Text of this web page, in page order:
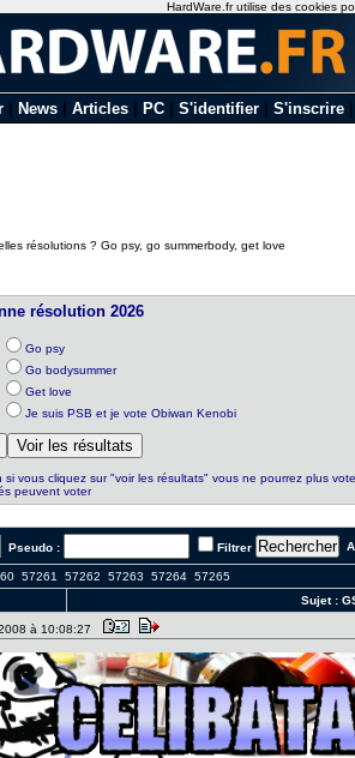
News Articles PC S'identifier S'inscrire
résolutions ? Go psy, go summerbody, get love
résolution 2026
Go psy
Go bodysummer
Get love
Je suis PSB et je vote Obiwan Kenobi
si vous cliquez sur "voir les résultats" vous ne pourrez plus
peuvent voter
Pseudo : Filtrer
57261 57262 57263 57264 57265
Sujet :
à 10:08:27
HardWare.fr utilise des cookies